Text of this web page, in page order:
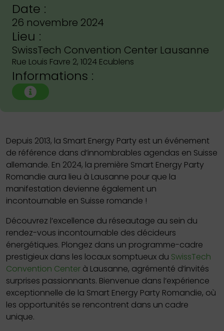
Date :
26 novembre 2024
Lieu :
SwissTech Convention Center Lausanne
Rue Louis Favre 2, 1024 Ecublens
Informations :
Depuis 2013, la Smart Energy Party est un événement
de référence dans d’innombrables agendas en Suisse
allemande. En 2024, la première Smart Energy Party
Romandie aura lieu à Lausanne pour que la
manifestation devienne également un
incontournable en Suisse romande !
Découvrez l’excellence du réseautage au sein du
rendez-vous incontournable des décideurs
énergétiques. Plongez dans un programme-cadre
prestigieux dans les locaux somptueux du SwissTech
Convention Center à Lausanne, agrémenté d’invités
surprises passionnants. Bienvenue dans l’expérience
exceptionnelle de la Smart Energy Party Romandie, où
les opportunités se rencontrent dans un cadre
unique.